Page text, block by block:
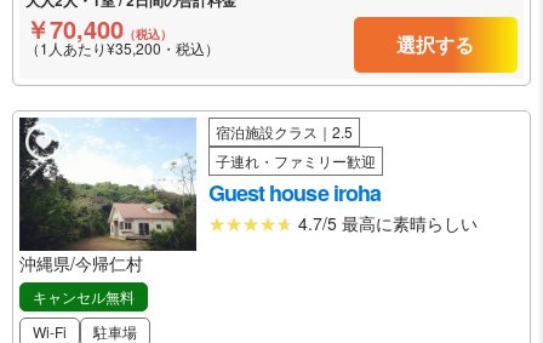
￥70,400 （税込）
（1人あたり¥35,200・税込） 選択する
宿泊施設クラス｜2.5
子連れ・ファミリー歓迎
Guest house iroha
4.7/5 最高に素晴らしい
沖縄県/今帰仁村
キャンセル無料
Wi-Fi
駐車場